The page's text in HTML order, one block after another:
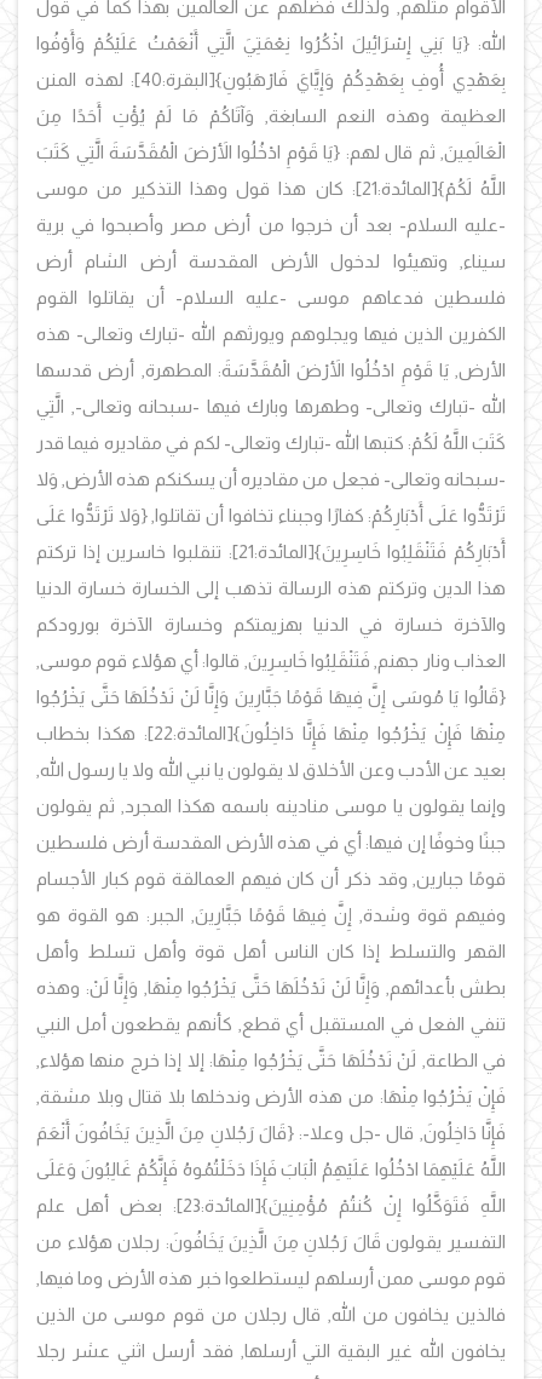
الأقوام مثلهم, ولذلك فضَّلهم عن العالمين بهذا كما في قول
الله: {يَا بَنِي إِسْرَائِيلَ اذْكُرُوا نِعْمَتِيَ الَّتِي أَنْعَمْتُ عَلَيْكُمْ وَأَوْفُوا
بِعَهْدِي أُوفِ بِعَهْدِكُمْ وَإِيَّايَ فَارْهَبُونِ}[البقرة:40]:
لهذه المنن
العظيمة وهذه النعم السابغة, وَآتَاكُمْ مَا لَمْ يُؤْتِ أَحَدًا مِنَ
الْعَالَمِينَ, ثم قال لهم: {يَا قَوْمِ ادْخُلُوا الأَرْضَ الْمُقَدَّسَةَ الَّتِي كَتَبَ
اللَّهُ لَكُمْ}[المائدة:21]
: كان هذا قول وهذا التذكير من موسى
-عليه السلام- بعد أن خرجوا من أرض مصر وأصبحوا في برية
سيناء, وتهيئوا لدخول الأرض المقدسة أرض الشام أرض
فلسطين فدعاهم موسى -عليه السلام- أن يقاتلوا القوم
الكفرين الذين فيها ويجلوهم ويورثهم الله -تبارك وتعالى- هذه
الأرض, يَا قَوْمِ ادْخُلُوا الأَرْضَ الْمُقَدَّسَةَ: المطهرة, أرض قدسها
الله -تبارك وتعالى- وطهرها وبارك فيها -سبحانه وتعالى-, الَّتِي
كَتَبَ اللَّهُ لَكُمْ: كتبها الله -تبارك وتعالى- لكم في مقاديره فيما قدر
-سبحانه وتعالى- فجعل من مقاديره أن يسكنكم هذه الأرض, وَلا
تَرْتَدُّوا عَلَى أَدْبَارِكُمْ: كفارًا وجبناء تخافوا أن تقاتلوا, {وَلا تَرْتَدُّوا عَلَى
أَدْبَارِكُمْ فَتَنْقَلِبُوا خَاسِرِينَ}[المائدة:21]: تنقلبوا خاسرين إذا تركتم
هذا الدين وتركتم هذه الرسالة تذهب إلى الخسارة خسارة الدنيا
والآخرة خسارة في الدنيا بهزيمتكم وخسارة الآخرة بورودكم
العذاب ونار جهنم, فَتَنْقَلِبُوا خَاسِرِينَ, قالوا: أي هؤلاء قوم موسى,
{قَالُوا يَا مُوسَى إِنَّ فِيهَا قَوْمًا جَبَّارِينَ وَإِنَّا لَنْ نَدْخُلَهَا حَتَّى يَخْرُجُوا
مِنْهَا فَإِنْ يَخْرُجُوا مِنْهَا فَإِنَّا دَاخِلُونَ}[المائدة:22]: هكذا بخطاب
بعيد عن الأدب وعن الأخلاق لا يقولون يا نبي الله ولا يا رسول الله,
وإنما يقولون يا موسى منادينه باسمه هكذا المجرد, ثم يقولون
جبنًا وخوفًا إن فيها: أي في هذه الأرض المقدسة أرض فلسطين
قومًا جبارين, وقد ذكر أن كان فيهم العمالقة قوم كبار الأجسام
وفيهم قوة وشدة, إِنَّ فِيهَا قَوْمًا جَبَّارِينَ, الجبر: هو القوة هو
القهر والتسلط إذا كان الناس أهل قوة وأهل تسلط وأهل
بطش بأعدائهم, وَإِنَّا لَنْ نَدْخُلَهَا حَتَّى يَخْرُجُوا مِنْهَا, وَإِنَّا لَنْ: وهذه
تنفي الفعل في المستقبل أي قطع, كأنهم يقطعون أمل النبي
في الطاعة, لَنْ نَدْخُلَهَا حَتَّى يَخْرُجُوا مِنْهَا: إلا إذا خرج منها هؤلاء,
فَإِنْ يَخْرُجُوا مِنْهَا: من هذه الأرض وندخلها بلا قتال وبلا مشقة,
فَإِنَّا دَاخِلُونَ, قال -جل وعلا-: {قَالَ رَجُلانِ مِنَ الَّذِينَ يَخَافُونَ أَنْعَمَ
اللَّهُ عَلَيْهِمَا ادْخُلُوا عَلَيْهِمُ الْبَابَ فَإِذَا دَخَلْتُمُوهُ فَإِنَّكُمْ غَالِبُونَ وَعَلَى
اللَّهِ فَتَوَكَّلُوا إِنْ كُنتُمْ مُؤْمِنِينَ}[المائدة:23]
: بعض أهل علم
التفسير يقولون قَالَ رَجُلانِ مِنَ الَّذِينَ يَخَافُونَ: رجلان هؤلاء من
قوم موسى ممن أرسلهم ليستطلعوا خبر هذه الأرض وما فيها,
فالذين يخافون من الله, قال رجلان من قوم موسى من الذين
يخافون الله غير البقية التي أرسلها, فقد أرسل اثني عشر رجلا